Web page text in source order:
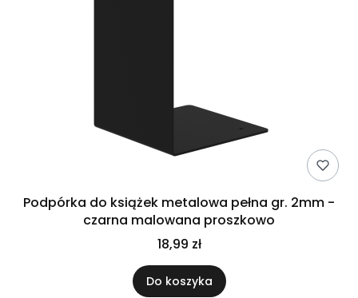
Podpórka do książek metalowa pełna gr. 2mm -
czarna malowana proszkowo
18,99 zł
Do koszyka